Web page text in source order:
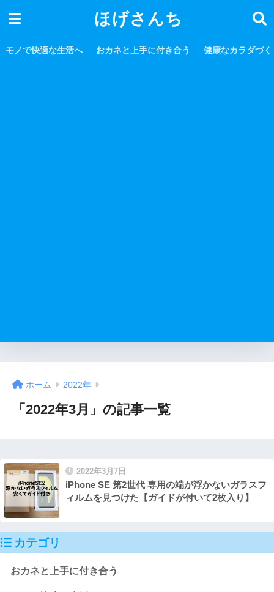
ほげさんち
モノで快適な生活へ おカネと上手に付き合う 健康なカラダづく
ホーム 2022年
「2022年3月」の記事一覧
2022年3月7日
iPhone SE 第2世代 専用の端が浮かないガラスフ
ィルムを見つけた【ガイドが付いて2枚入り】
カテゴリ
おカネと上手に付き合う